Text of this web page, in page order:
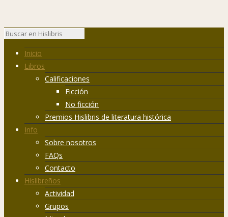
Inicio
Libros
Calificaciones
Ficción
No ficción
Premios Hislibris de literatura histórica
Info
Sobre nosotros
FAQs
Contacto
Hislibreños
Actividad
Grupos